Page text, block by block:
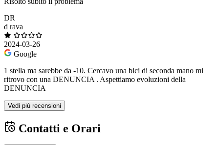
DR
d rava
2024-03-26
Google
1 stella ma sarebbe da -10. Cercavo una bici di seconda mano mi
ritrovo con una DENUNCIA . Aspettiamo evoluzioni della
DENUNCIA
Vedi più recensioni
Contatti e Orari